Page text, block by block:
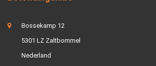
Bossekamp 12
5301 LZ Zaltbommel
Nederland